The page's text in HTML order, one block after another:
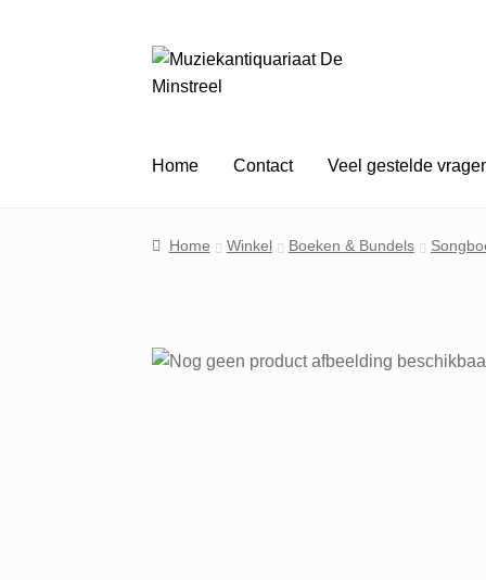
Ga
door
Ga
naar
Home
Contact Veel gestelde
Home Winkel Boeken & Bundels